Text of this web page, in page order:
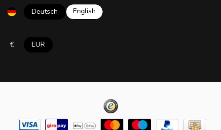
Deutsch English
€ EUR